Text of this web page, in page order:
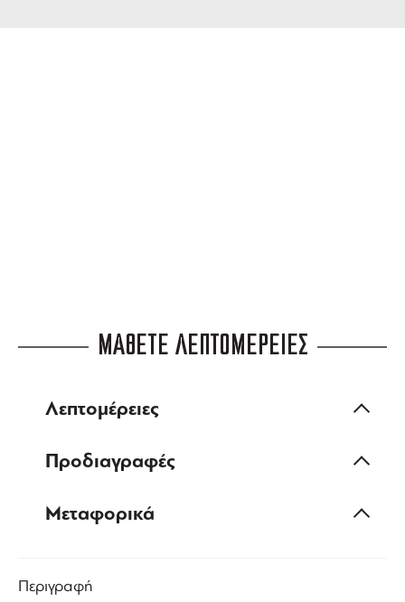
ΜΑΘΕΤΕ ΛΕΠΤΟΜΕΡΕΙΕΣ
Λεπτομέρειες
Προδιαγραφές
Μεταφορικά
Περιγραφή